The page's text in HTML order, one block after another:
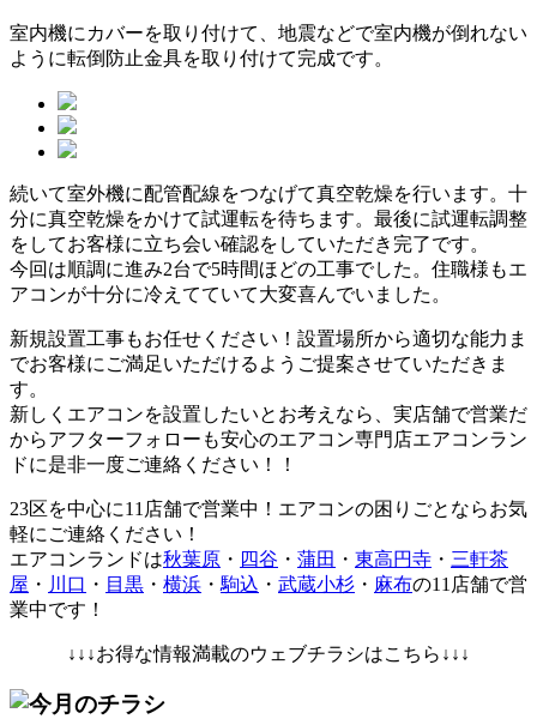
室内機にカバーを取り付けて、地震などで室内機が倒れない
ように転倒防止金具を取り付けて完成です。
続いて室外機に配管配線をつなげて真空乾燥を行います。十
分に真空乾燥をかけて試運転を待ちます。最後に試運転調整
をしてお客様に立ち会い確認をしていただき完了です。
今回は順調に進み2台で5時間ほどの工事でした。住職様もエ
アコンが十分に冷えてていて大変喜んでいました。
新規設置工事もお任せください！設置場所から適切な能力ま
でお客様にご満足いただけるようご提案させていただきま
す。
新しくエアコンを設置したいとお考えなら、実店舗で営業だ
からアフターフォローも安心のエアコン専門店エアコンラン
ドに是非一度ご連絡ください！！
23区を中心に11店舗で営業中！エアコンの困りごとならお気
軽にご連絡ください！
エアコンランドは秋葉原 ・ 四谷 ・ 蒲田 ・ 東高円寺 ・ 三軒茶
屋 ・ 川口 ・ 目黒 ・ 横浜 ・ 駒込 ・ 武蔵小杉 ・ 麻布の11店舗で営
業中です！
↓↓↓お得な情報満載のウェブチラシはこちら↓↓↓